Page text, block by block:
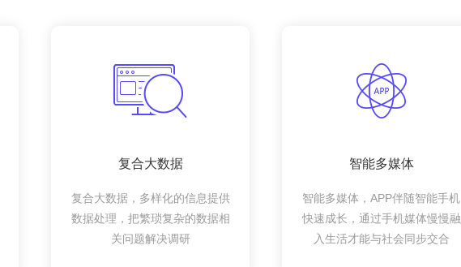
复合大数据
复合大数据，多样化的信息提供
数据处理，把繁琐复杂的数据相
关问题解决调研
智能多媒体
智能多媒体，APP伴随智能手机
快速成长，通过手机媒体慢慢融
入生活才能与社会同步交合